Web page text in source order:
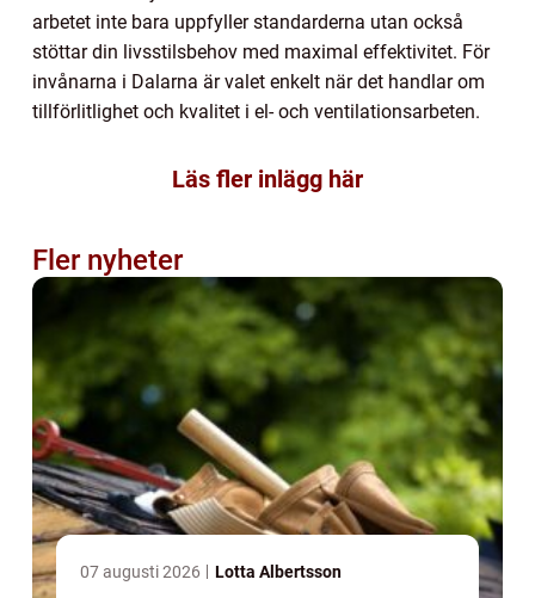
arbetet inte bara uppfyller standarderna utan också
stöttar din livsstilsbehov med maximal effektivitet. För
invånarna i Dalarna är valet enkelt när det handlar om
tillförlitlighet och kvalitet i el- och ventilationsarbeten.
Läs fler inlägg här
Fler nyheter
07 augusti 2026 Lotta Albertsson